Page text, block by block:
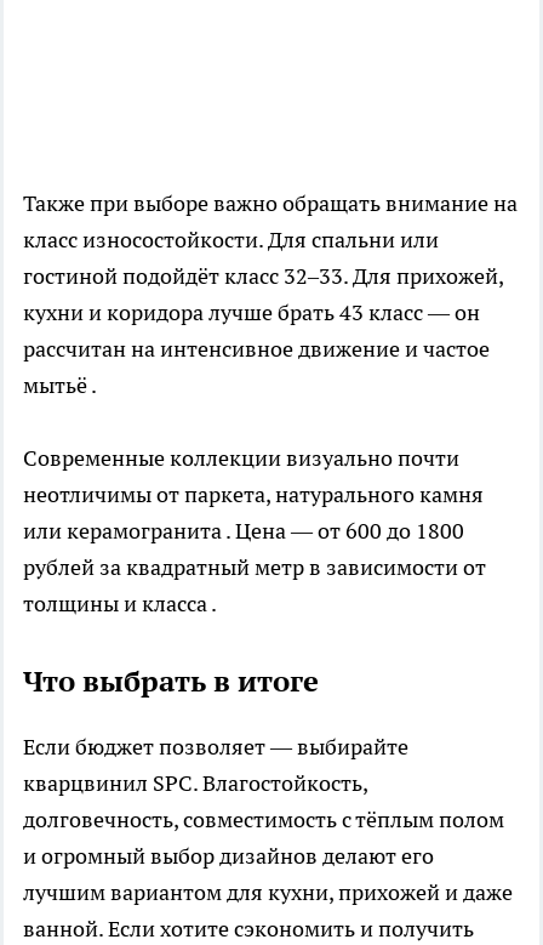
Также при выборе важно обращать внимание на
класс износостойкости. Для спальни или
гостиной подойдёт класс 32–33. Для прихожей,
кухни и коридора лучше брать 43 класс — он
рассчитан на интенсивное движение и частое
мытьё .
Современные коллекции визуально почти
неотличимы от паркета, натурального камня
или керамогранита . Цена — от 600 до 1800
рублей за квадратный метр в зависимости от
толщины и класса .
Что выбрать в итоге
Если бюджет позволяет — выбирайте
кварцвинил SPC. Влагостойкость,
долговечность, совместимость с тёплым полом
и огромный выбор дизайнов делают его
лучшим вариантом для кухни, прихожей и даже
ванной. Если хотите сэкономить и получить